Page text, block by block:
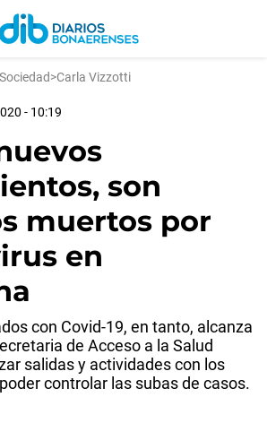
Sociedad>Carla Vizzotti
- 10:19
son
muertos por
en
con Covid-19, en tanto, alcanza
de Acceso a la Salud
salidas y actividades con los
controlar las subas de casos.